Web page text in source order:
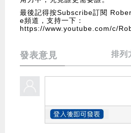
最後記得按Subscribe訂閱
e頻道，支持一下：
https://www.youtube.com/c/
發表意見 排列